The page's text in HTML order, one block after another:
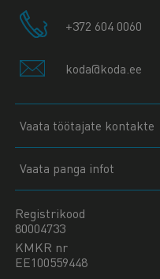
+372 604 0060
koda@koda.ee
Vaata töötajate kontakte
Vaata panga infot
Registrikood
80004733
KMKR nr
EE100559448